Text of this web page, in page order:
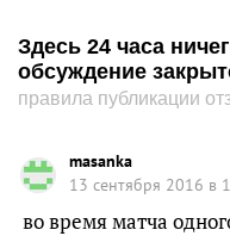
Здесь 24 часа
обсуждение
правила публикации
masanka
13 сентября 2016 в
во время матча